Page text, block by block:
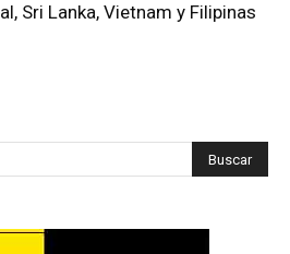
Sri Lanka, Vietnam y Filipinas